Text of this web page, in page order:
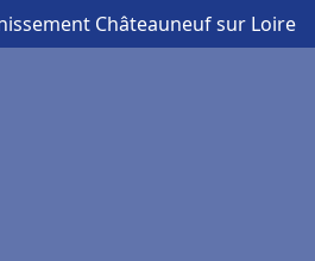
Châteauneuf sur Loire